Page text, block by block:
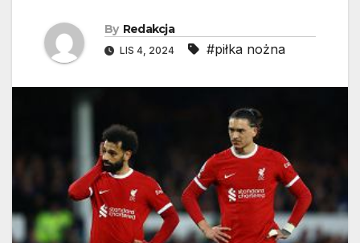
By Redakcja
LIS 4, 2024 #piłka nożna